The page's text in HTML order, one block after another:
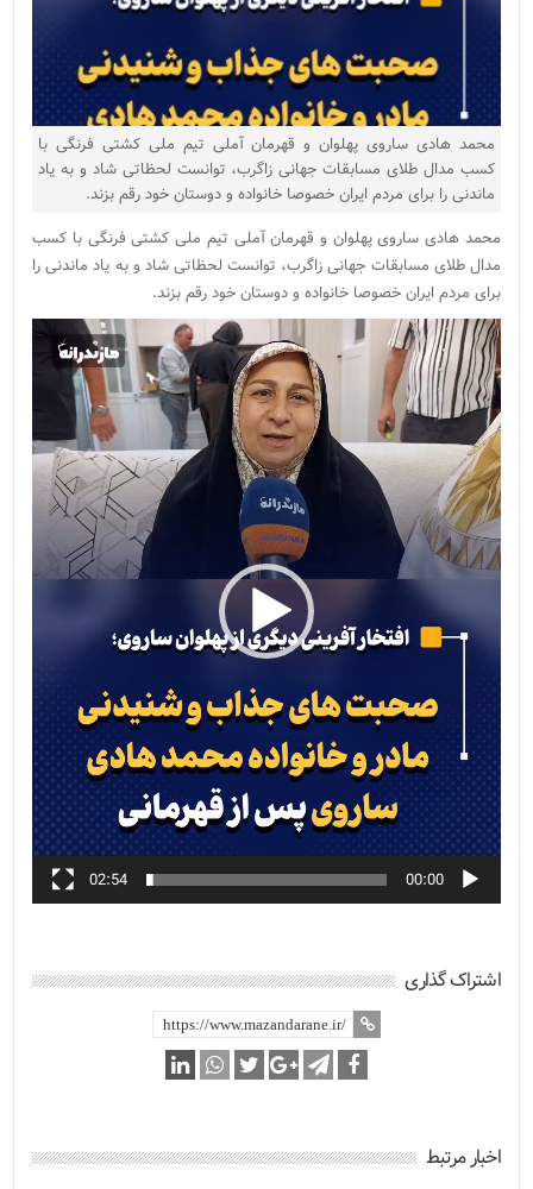
محمد هادی ساروی پهلوان و قهرمان آملی تیم ملی کشتی فرنگی با
کسب مدال طلای مسابقات جهانی زاگرب، توانست لحظاتی شاد و به یاد
ماندنی را برای مردم ایران خصوصا خانواده و دوستان خود رقم بزند.
محمد هادی ساروی پهلوان و قهرمان آملی تیم ملی کشتی فرنگی با کسب
مدال طلای مسابقات جهانی زاگرب، توانست لحظاتی شاد و به یاد ماندنی را
برای مردم ایران خصوصا خانواده و دوستان خود رقم بزند.
نمایشگر
ویدیو
00:00
02:54
اشتراک گذاری
اخبار مرتبط